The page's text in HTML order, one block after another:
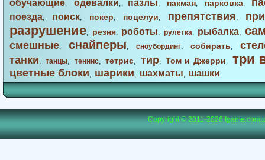
обучающие, одевалки, пазлы, пакман, парковка,
поезда, поиск, покер, поцелуи, препятствия,
разрушение, резня, роботы, рулетка, рыбалка,
смешные, снайперы, сноубординг, собирать,
танки,танцы, теннис,тетрис, тир,Том и Джерри, три
цветные блоки, шарики, шахматы, шашки
Copyright © 2011-2026